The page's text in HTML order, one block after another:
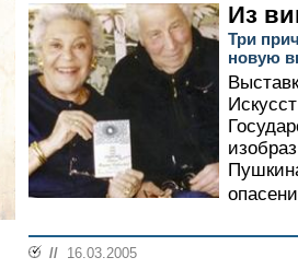
Из
Три
новую
// 16.03.2005